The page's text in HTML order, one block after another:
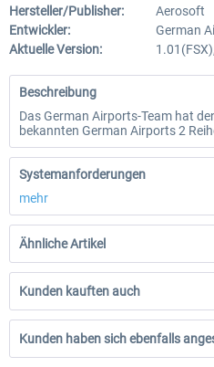
Hersteller/Publisher:
Aerosoft
Entwickler:
German
Aktuelle Version:
Beschreibung
Das German Airports-Team hat
bekannten German Airports 2
Systemanforderungen
mehr
Ähnliche Artikel
Kunden kauften auch
Kunden haben sich ebenfalls